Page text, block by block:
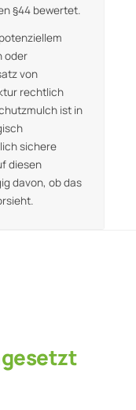
§44 bewertet.
oder
von
rechtlich
ist in
sichere
diesen
davon, ob das